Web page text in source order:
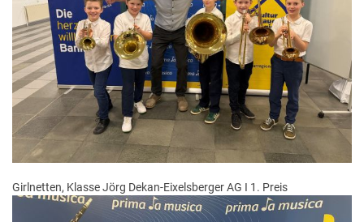
Girlnetten, Klasse Jörg Dekan-Eixelsberger AG I 1. Preis